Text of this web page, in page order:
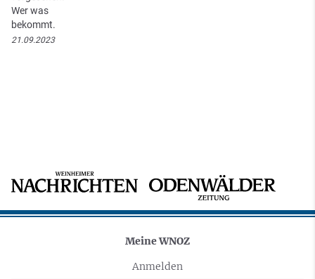
Wer was
bekommt.
21.09.2023
Meine WNOZ
Anmelden